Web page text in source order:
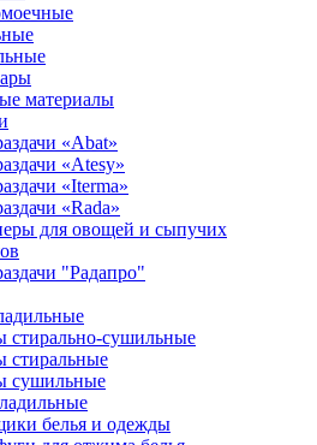
материалы
«Abat»
«Atesy»
«Iterma»
«Rada»
для овощей и сыпучих
"Радапро"
сушильные
сушильные
белья и одежды